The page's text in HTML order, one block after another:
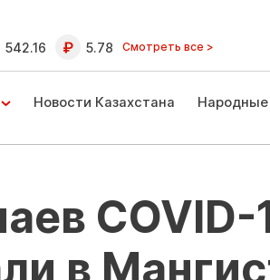
542.16 5.78 Смотреть все >
Новости Казахстана Народные
COVID-
в